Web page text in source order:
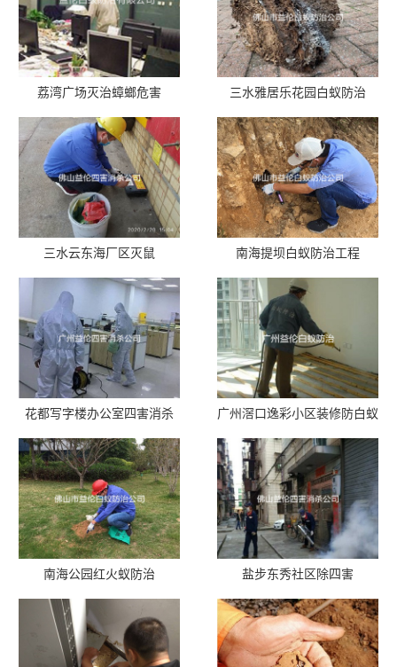
荔湾广场灭治蟑螂危害 三水雅居乐花园白蚁防治
三水云东海厂区灭鼠 南海提坝白蚁防治工程
花都写字楼办公室四害消杀 广州滘口逸彩小区装修防白蚁
南海公园红火蚁防治 盐步东秀社区除四害